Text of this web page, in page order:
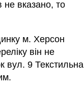
вказано, то
м. Херсон
він не
вул. 9 Текстильна